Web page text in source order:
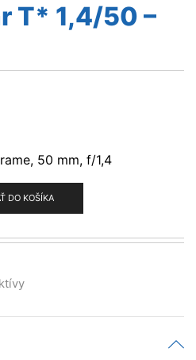
T* 1,4/50 –
50 mm, f/1,4
DO KOŠÍKA